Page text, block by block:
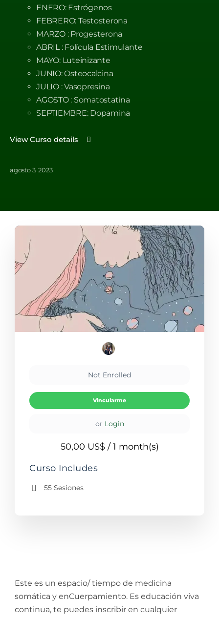
ENERO: Estrógenos
FEBRERO: Testosterona
MARZO : Progesterona
ABRIL : Folícula Estimulante
MAYO: Luteinizante
JUNIO: Osteocalcina
JULIO : Vasopresina
AGOSTO : Somatostatina
SEPTIEMBRE: Dopamina
View Curso details
agosto 3, 2023
Este es un espacio/ tiempo de medicina
somática y enCuerpamiento. Es educación viva
continua, te puedes inscribir en cualquier
Not Enrolled
Vincularme
or Login
50,00 US$/ 1 month(s)
Curso Includes
55 Sesiones